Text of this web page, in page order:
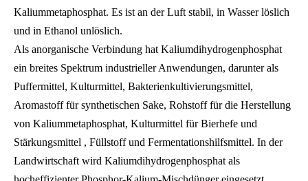
Kaliummetaphosphat. Es ist an der Luft stabil, in Wasser löslich
und in Ethanol unlöslich.
Als anorganische Verbindung hat Kaliumdihydrogenphosphat
ein breites Spektrum industrieller Anwendungen, darunter als
Puffermittel, Kulturmittel, Bakterienkultivierungsmittel,
Aromastoff für synthetischen Sake, Rohstoff für die Herstellung
von Kaliummetaphosphat, Kulturmittel für Bierhefe und
Stärkungsmittel , Füllstoff und Fermentationshilfsmittel. In der
Landwirtschaft wird Kaliumdihydrogenphosphat als